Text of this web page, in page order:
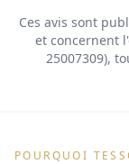
Ces avis sont
et concernent
25007309),
POURQUOI